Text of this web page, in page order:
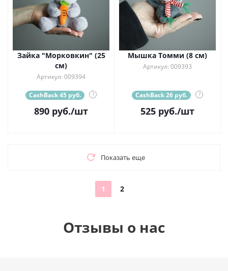
Зайка "Морковкин" (25
см)
Артикул: 009394
CashBack 45 руб. ?
890 руб./шт
Мышка Томми (8 см)
Артикул: 009393
CashBack 26 руб. ?
525 руб./шт
Показать еще
1 2
Отзывы о нас